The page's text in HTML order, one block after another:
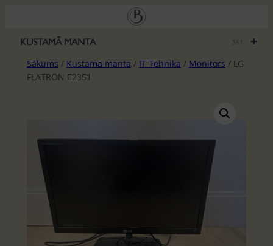
saturu
+
KUSTAMĀ MANTA
Sākums / Kustamā manta / IT Tehnika / Monitors / LG
FLATRON E2351